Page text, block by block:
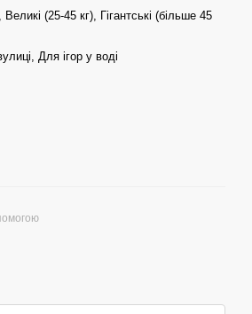
(25-45 кг), Гігантські (більше 45
Для ігор у воді